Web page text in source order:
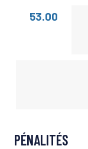
53.00
PÉNALITÉS